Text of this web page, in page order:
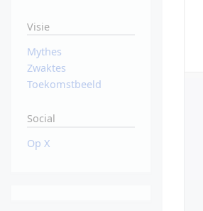
Visie
Mythes
Zwaktes
Toekomstbeeld
Social
Op X